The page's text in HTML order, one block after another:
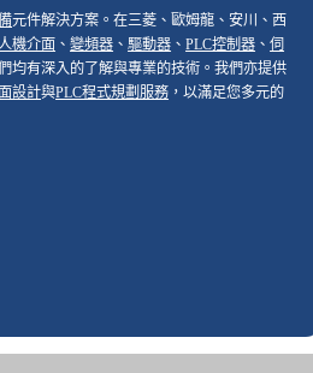
元件解決方案。在三菱、歐姆龍、安川、西
機介面 、變頻器 、驅動器 、PLC控制器 、伺
均有深入的了解與專業的技術。我們亦提供
設計與PLC程式規劃服務 ，以滿足您多元的